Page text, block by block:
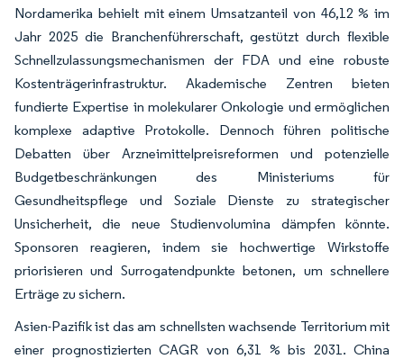
Nordamerika behielt mit einem Umsatzanteil von 46,12 % im
Jahr 2025 die Branchenführerschaft, gestützt durch flexible
Schnellzulassungsmechanismen der FDA und eine robuste
Kostenträgerinfrastruktur. Akademische Zentren bieten
fundierte Expertise in molekularer Onkologie und ermöglichen
komplexe adaptive Protokolle. Dennoch führen politische
Debatten über Arzneimittelpreisreformen und potenzielle
Budgetbeschränkungen des Ministeriums für
Gesundheitspflege und Soziale Dienste zu strategischer
Unsicherheit, die neue Studienvolumina dämpfen könnte.
Sponsoren reagieren, indem sie hochwertige Wirkstoffe
priorisieren und Surrogatendpunkte betonen, um schnellere
Erträge zu sichern.
Asien-Pazifik ist das am schnellsten wachsende Territorium mit
einer prognostizierten CAGR von 6,31 % bis 2031. China